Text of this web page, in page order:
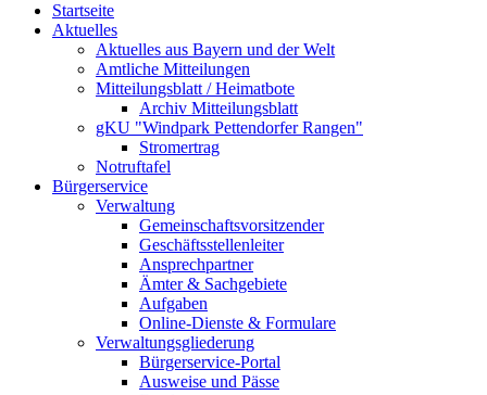
Startseite
Aktuelles
Aktuelles aus Bayern und der Welt
Amtliche Mitteilungen
Mitteilungsblatt / Heimatbote
Archiv Mitteilungsblatt
gKU "Windpark Pettendorfer Rangen"
Stromertrag
Notruftafel
Bürgerservice
Verwaltung
Gemeinschaftsvorsitzender
Geschäftsstellenleiter
Ansprechpartner
Ämter & Sachgebiete
Aufgaben
Online-Dienste & Formulare
Verwaltungsgliederung
Bürgerservice-Portal
Ausweise und Pässe